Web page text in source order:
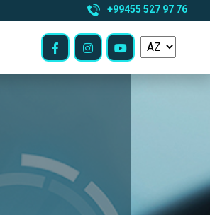
+99455 527 97 76